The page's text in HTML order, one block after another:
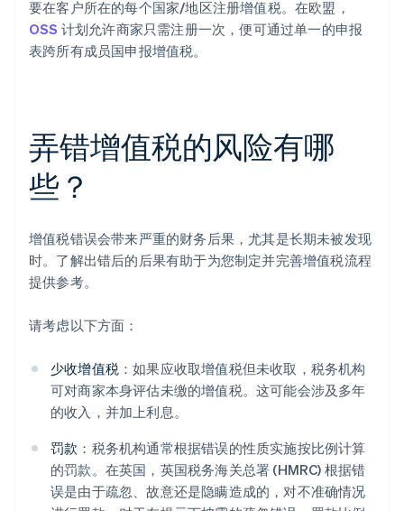
要在客户所在的每个国家/地区注册增值税。在欧盟，
OSS 计划允许商家只需注册一次，便可通过单一的申报
表跨所有成员国申报增值税。
弄错增值税的风险有哪
些？
增值税错误会带来严重的财务后果，尤其是长期未被发现
时。了解出错后的后果有助于为您制定并完善增值税流程
提供参考。
请考虑以下方面：
少收增值税 ：如果应收取增值税但未收取，税务机构
可对商家本身评估未缴的增值税。这可能会涉及多年
的收入，并加上利息。
罚款 ：税务机构通常根据错误的性质实施按比例计算
的罚款。在英国，英国税务海关总署 (HMRC) 根据错
误是由于疏忽、故意还是隐瞒造成的，对不准确情况